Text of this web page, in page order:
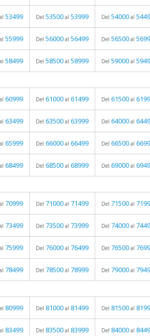
al 53499 Del 53500 al 53999 Del 54000 al
al 55999 Del 56000 al 56499 Del 56500 al
al 58499 Del 58500 al 58999 Del 59000 al
al 60999 Del 61000 al 61499 Del 61500 al
al 63499 Del 63500 al 63999 Del 64000 al
al 65999 Del 66000 al 66499 Del 66500 al
al 68499 Del 68500 al 68999 Del 69000 al
al 70999 Del 71000 al 71499 Del 71500 al
al 73499 Del 73500 al 73999 Del 74000 al
al 75999 Del 76000 al 76499 Del 76500 al
al 78499 Del 78500 al 78999 Del 79000 al
al 80999 Del 81000 al 81499 Del 81500 al
al 83499 Del 83500 al 83999 Del 84000 al